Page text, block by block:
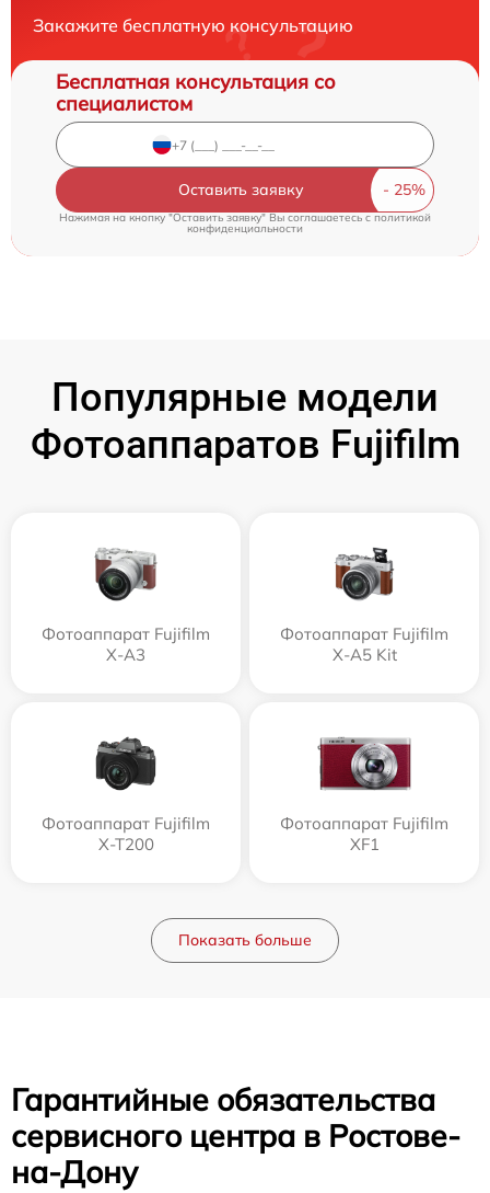
Закажите бесплатную консультацию
Бесплатная консультация со
специалистом
Оставить заявку
Нажимая на кнопку "Оставить заявку" Вы соглашаетесь c политикой
конфиденциальности
Популярные модели
Фотоаппаратов Fujifilm
Фотоаппарат Fujifilm
X-A3
Фотоаппарат Fujifilm
X-A5 Kit
Фотоаппарат Fujifilm
X-T200
Фотоаппарат Fujifilm
XF1
Показать больше
Гарантийные обязательства
сервисного центра в Ростове-
на-Дону